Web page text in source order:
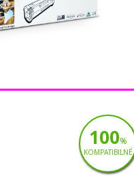
100%
KOMPATIBILNÉ